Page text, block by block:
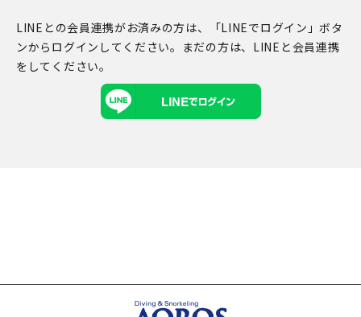
LINEとの会員連携がお済みの方は、「LINEでログイン」ボタ
ンからログインしてください。まだの方は、 LINEと会員連携
をしてください。